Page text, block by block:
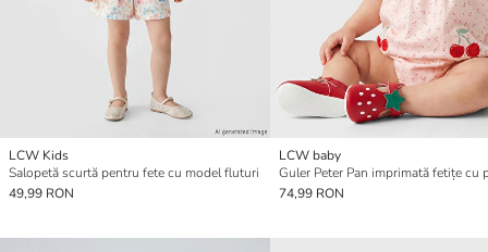
LCW Kids
Salopetă scurtă pentru fete cu model fluturi
49,99 RON
LCW baby
74,99 RON